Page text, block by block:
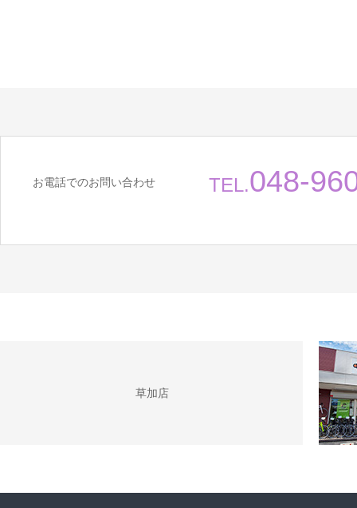
お電話でのお問い合わせ TEL.048-
草加店